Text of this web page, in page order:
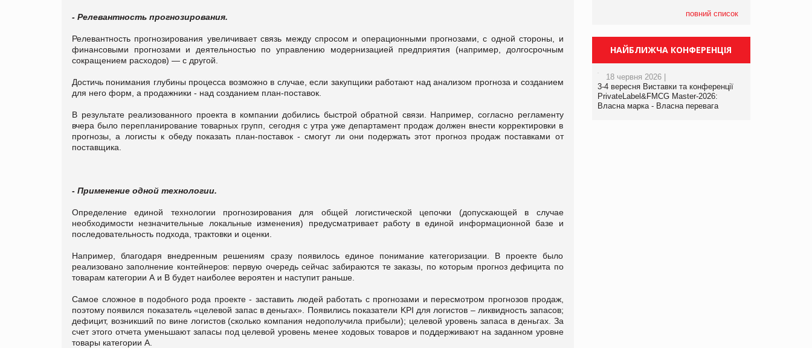
- Релевантность прогнозирования.
Релевантность прогнозирования увеличивает связь между спросом и операционными прогнозами, с одной стороны, и
финансовыми прогнозами и деятельностью по управлению модернизацией предприятия (например, долгосрочным
сокращением расходов) — с другой.
Достичь понимания глубины процесса возможно в случае, если закупщики работают над анализом прогноза и созданием
для него форм, а продажники - над созданием план-поставок.
В результате реализованного проекта в компании добились быстрой обратной связи. Например, согласно регламенту
вчера было перепланирование товарных групп, сегодня с утра уже департамент продаж должен внести корректировки в
прогнозы, а логисты к обеду показать план-поставок - смогут ли они подержать этот прогноз продаж поставками от
поставщика.
- Применение одной технологии.
Определение единой технологии прогнозирования для общей логистической цепочки (допускающей в случае
необходимости незначительные локальные изменения) предусматривает работу в единой информационной базе и
последовательность подхода, трактовки и оценки.
Например, благодаря внедренным решениям сразу появилось единое понимание категоризации. В проекте было
реализовано заполнение контейнеров: первую очередь сейчас забираются те заказы, по которым прогноз дефицита по
товарам категории А и В будет наиболее вероятен и наступит раньше.
Самое сложное в подобного рода проекте - заставить людей работать с прогнозами и пересмотром прогнозов продаж,
поэтому появился показатель «целевой запас в деньгах». Появились показатели KPI для логистов – ликвидность запасов;
дефицит, возникший по вине логистов (сколько компания недополучила прибыли); целевой уровень запаса в деньгах. За
счет этого отчета уменьшают запасы под целевой уровень менее ходовых товаров и поддерживают на заданном уровне
товары категории А.
повний список
НАЙБЛИЖЧА КОНФЕРЕНЦІЯ
18 червня 2026 |
3-4 вересня Виставки та конференції
PrivateLabel&FMCG Master-2026:
Власна марка - Власна перевага